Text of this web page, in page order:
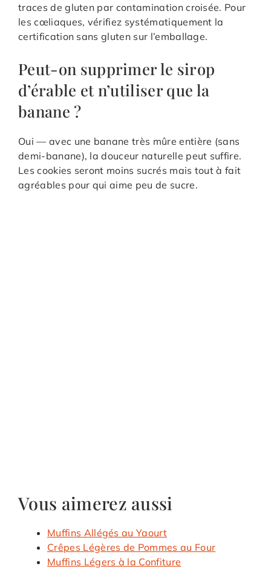
traces de gluten par contamination croisée. Pour
les cœliaques, vérifiez systématiquement la
certification sans gluten sur l’emballage.
Peut-on supprimer le sirop
d’érable et n’utiliser que la
banane ?
Oui — avec une banane très mûre entière (sans
demi-banane), la douceur naturelle peut suffire.
Les cookies seront moins sucrés mais tout à fait
agréables pour qui aime peu de sucre.
Vous aimerez aussi
Muffins Allégés au Yaourt
Crêpes Légères de Pommes au Four
Muffins Légers à la Confiture